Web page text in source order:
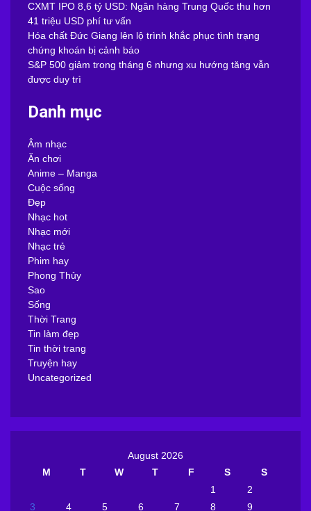
CXMT IPO 8,6 tỷ USD: Ngân hàng Trung Quốc thu hơn
41 triệu USD phí tư vấn
Hóa chất Đức Giang lên lộ trình khắc phục tình trạng
chứng khoán bị cảnh báo
S&P 500 giảm trong tháng 6 nhưng xu hướng tăng vẫn
được duy trì
Danh mục
Âm nhạc
Ăn chơi
Anime – Manga
Cuộc sống
Đẹp
Nhạc hot
Nhạc mới
Nhạc trẻ
Phim hay
Phong Thủy
Sao
Sống
Thời Trang
Tin làm đẹp
Tin thời trang
Truyện hay
Uncategorized
August 2026
M
T W T F S
S
1
2
3
4 5 6 7 8 9